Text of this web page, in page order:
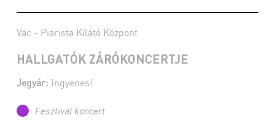
Vác - Piarista Kilátó Központ
HALLGATÓK ZÁRÓKONCERTJE
Jegyár: Ingyenes!
Fesztivál koncert